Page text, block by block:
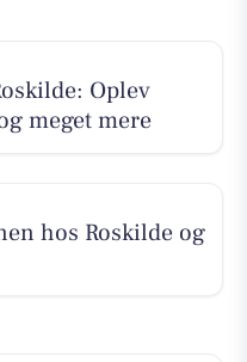
Oplev
meget mere
hos Roskilde og